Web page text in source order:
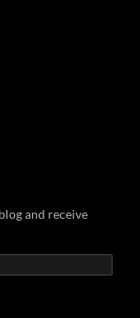
and receive